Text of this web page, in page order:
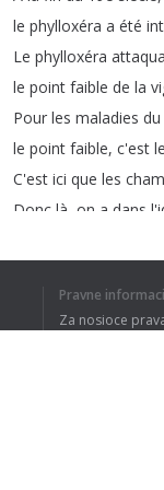
le phylloxéra a été
Le phylloxéra
le point faible de la
Pour les maladies du
le point faible, c'est le
C'est ici que les
Donc là on a dans
compatible avec la
et qui serait tolérant
Pravne
Za nosioce